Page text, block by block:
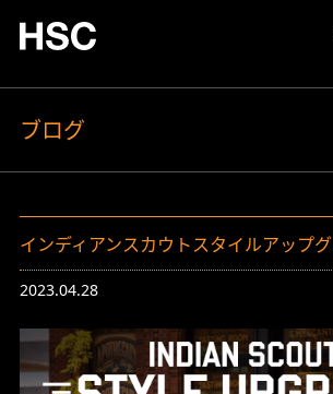
ブログ
インディアンスカウトスタイルアップグ
2023.04.28